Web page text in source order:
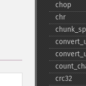
chop
chr
crc32